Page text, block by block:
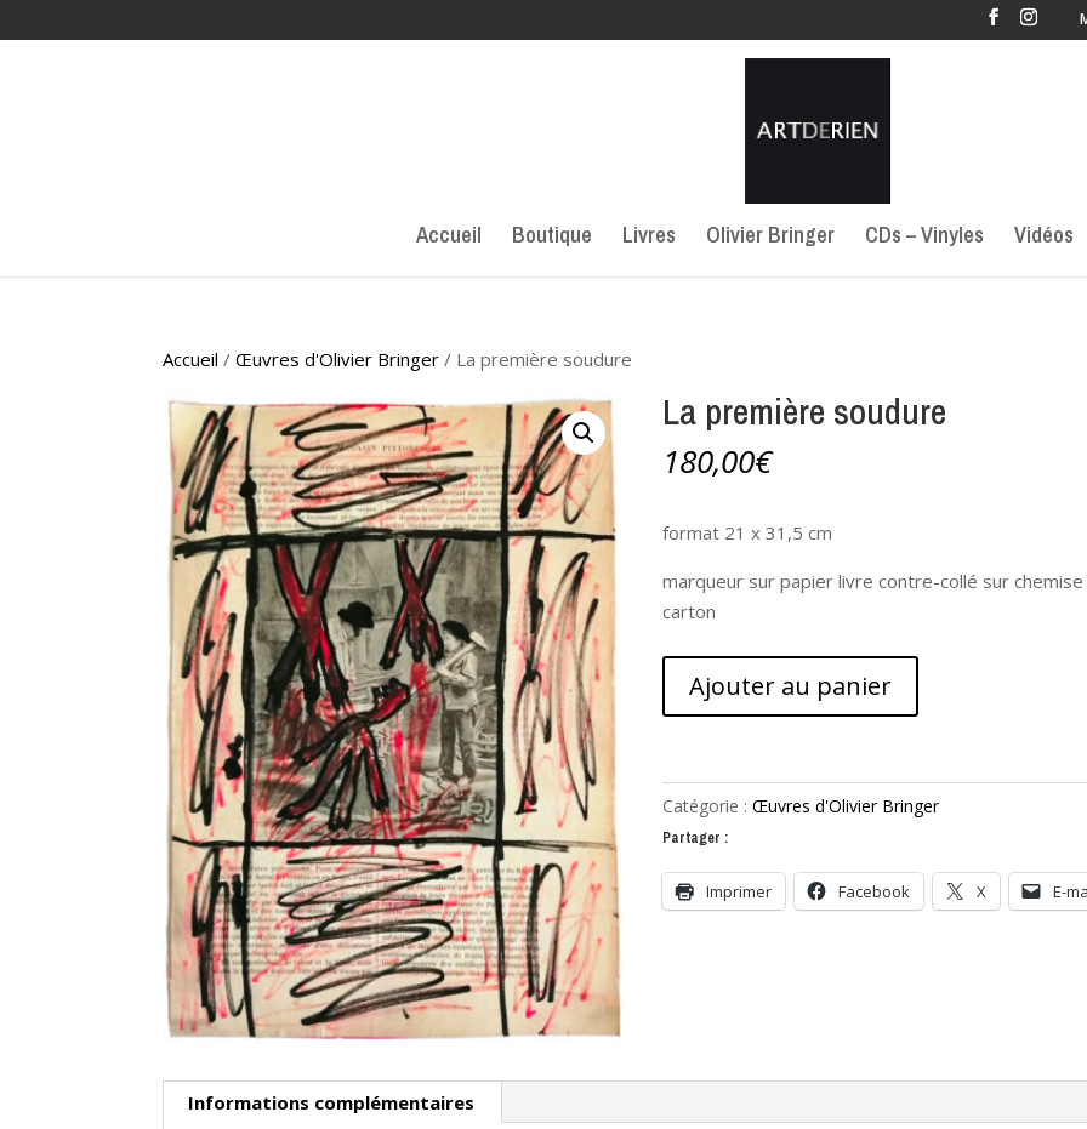
Accueil Boutique Livres Olivier Bringer CDs – Vinyles Vidéos
Accueil /Œuvres d'Olivier Bringer / La première soudure
La première soudure
180,00€
format 21 x 31,5 cm
marqueur sur papier livre contre-collé sur chemise
carton
soudure
Ajouter au panier
Catégorie :Œuvres d'Olivier Bringer
Partager :
Imprimer Facebook X E-
Informations complémentaires